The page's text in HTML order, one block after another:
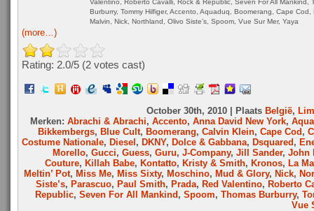
Valentino, Roberto Cavalli, Rock & Republic, Seven For All Mankind,
Burburry, Tommy Hilfiger, Accento, Aquaduq, Boomerang, Cape
Malvin, Nick, Northland, Olivo Siste’s, Spoom, Vue Sur Mer, Yaya
(more…)
Rating: 2.0/5 (2 votes cast)
October 30th, 2010 | Plaats België,
Merken: Abrachi & Abrachi, Accento, Anna David New York,
Bikkembergs, Blue Cult, Boomerang, Calvin Klein, Cape Cod ,
Costume Nationale, Diesel , DKNY, Dolce & Gabbana, Dsquared ,
Morello, Gucci, Guess, Guru, J-Company, Jill Sander, John
Couture, Killah Babe, Kontatto, Kristy & Smith, Kronos, La
Meltin’ Pot, Miss Me, Miss Sixty, Moschino, Mud & Glory, Nick,
Siste’s, Parascuo, Paul Smith, Prada, Red Valentino, Roberto
Republic, Seven For All Mankind , Spoom, Thomas Burburry,
Vue